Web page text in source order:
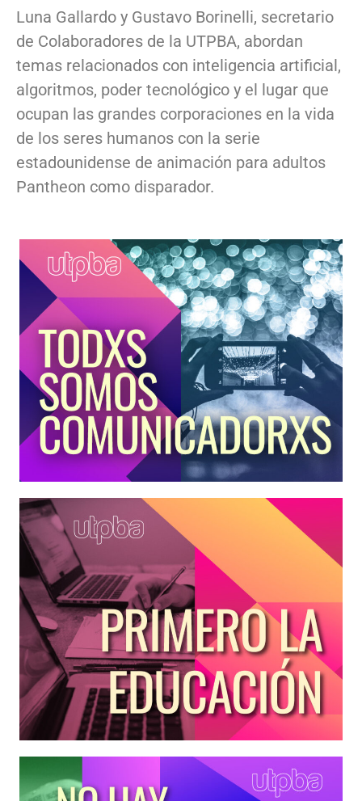
Luna Gallardo y Gustavo Borinelli, secretario
de Colaboradores de la UTPBA, abordan
temas relacionados con inteligencia artificial,
algoritmos, poder tecnológico y el lugar que
ocupan las grandes corporaciones en la vida
de los seres humanos con la serie
estadounidense de animación para adultos
Pantheon como disparador.